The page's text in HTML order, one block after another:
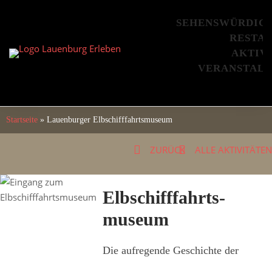
Startseite » Lauenburger Elbschifffahrts­museum
ZURÜCK ALLE AKTIVITÄTEN
Elbschifffahrts­
museum
Die aufregende Geschichte der